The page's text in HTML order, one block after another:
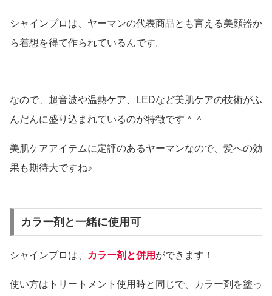
シャインプロは、ヤーマンの代表商品とも言える美顔器か
ら着想を得て作られているんです。
なので、超音波や温熱ケア、LEDなど美肌ケアの技術がふ
んだんに盛り込まれているのが特徴です＾＾
美肌ケアアイテムに定評のあるヤーマンなので、髪への効
果も期待大ですね♪
カラー剤と一緒に使用可
シャインプロは、 カラー剤と併用 ができます！
使い方はトリートメント使用時と同じで、カラー剤を塗っ